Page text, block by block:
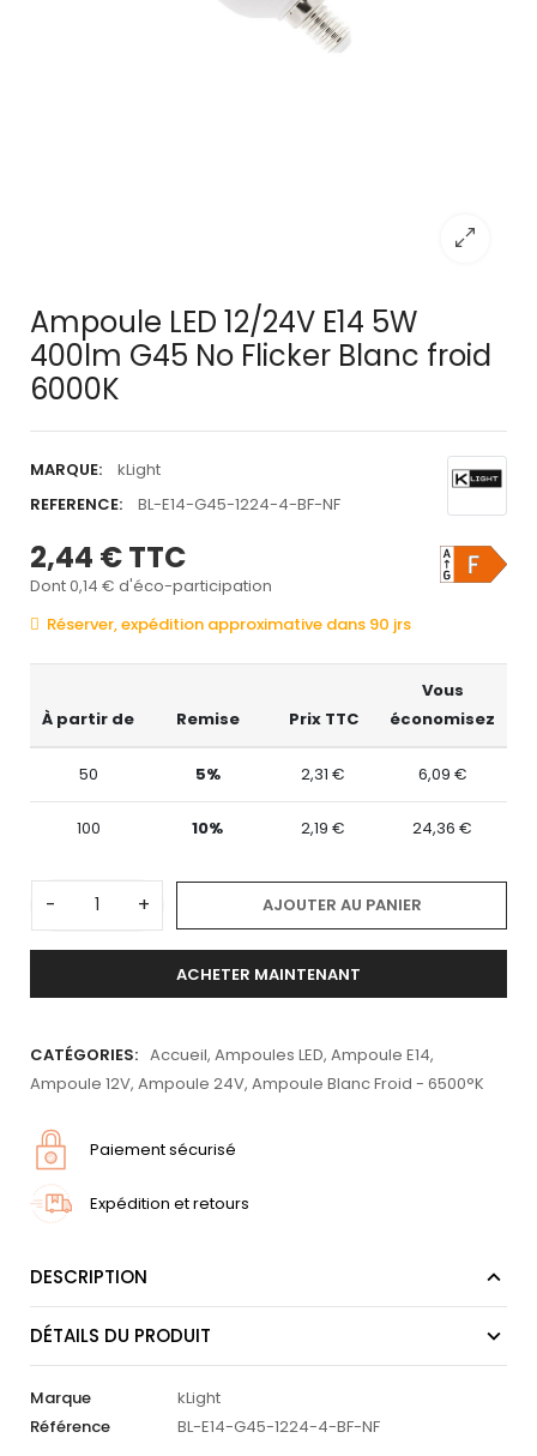
Ampoule LED 12/24V E14 5W
400lm G45 No Flicker Blanc froid
6000K
MARQUE:
kLight
REFERENCE:
BL-E14-G45-1224-4-BF-NF
2,44 €TTC
Dont 0,14 € d'éco-participation
Réserver, expédition approximative dans 90 jrs
À partir de Remise Prix TTC
Vous
économisez
50 5% 2,31 € 6,09 €
100 10% 2,19 € 24,36 €
- + AJOUTER AU PANIER
ACHETER MAINTENANT
CATÉGORIES: Accueil, Ampoules LED, Ampoule E14,
Ampoule 12V, Ampoule 24V, Ampoule Blanc Froid - 6500°K
Paiement sécurisé
Expédition et retours
DESCRIPTION
DÉTAILS DU PRODUIT
Marque
kLight
Référence
BL-E14-G45-1224-4-BF-NF